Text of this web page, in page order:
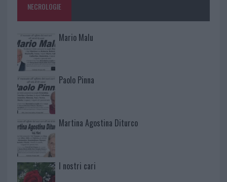
NECROLOGIE
Mario Malu
Paolo Pinna
Martina Agostina Diturco
I nostri cari